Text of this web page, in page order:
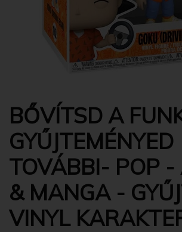
BŐVÍTSD A
GYŰJTEMÉNYED
TOVÁBBI- POP -
& MANGA -
VINYL